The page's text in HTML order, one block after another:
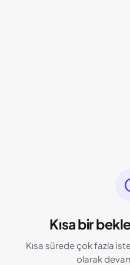
Kısa bir
Kısa sürede çok fazla
olarak